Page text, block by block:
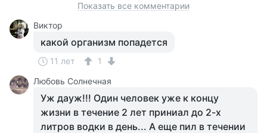
Показать все комментарии
Виктор
какой организм попадется
11 лет
1
Любовь Солнечная
Уж дауж!!! Один человек уже к концу
жизни в течение 2 лет приниал до 2-х
литров водки в день... А еще пил в течении